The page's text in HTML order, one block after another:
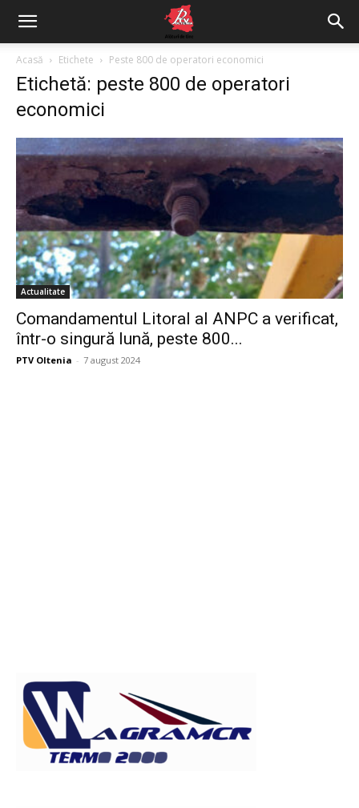
Acasă Etichete Peste 800 de operatori economici
Etichetă: peste 800 de operatori
economici
Actualitate
Comandamentul Litoral al ANPC a verificat,
într-o singură lună, peste 800...
PTV Oltenia - 7 august 2024